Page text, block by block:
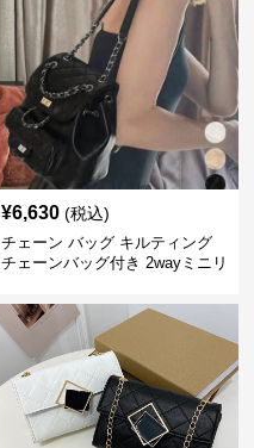
¥6,630 (税込)
チェーン バッグ キルティング
チェーンバッグ付き 2wayミニリ